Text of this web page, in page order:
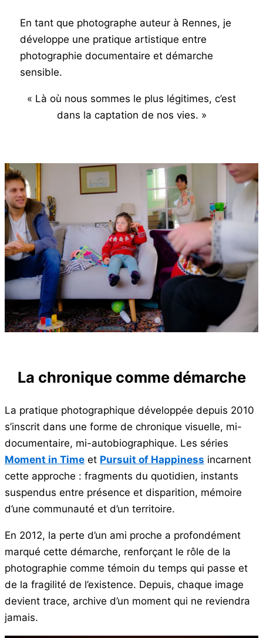
En tant que photographe auteur à Rennes, je
développe une pratique artistique entre
photographie documentaire et démarche
sensible.
« Là où nous sommes le plus légitimes, c’est
dans la captation de nos vies. »
La chronique comme démarche
La pratique photographique développée depuis 2010
s’inscrit dans une forme de chronique visuelle, mi-
documentaire, mi-autobiographique. Les séries
Moment in Time et Pursuit of Happiness incarnent
cette approche : fragments du quotidien, instants
suspendus entre présence et disparition, mémoire
d’une communauté et d’un territoire.
En 2012, la perte d’un ami proche a profondément
marqué cette démarche, renforçant le rôle de la
photographie comme témoin du temps qui passe et
de la fragilité de l’existence. Depuis, chaque image
devient trace, archive d’un moment qui ne reviendra
jamais.